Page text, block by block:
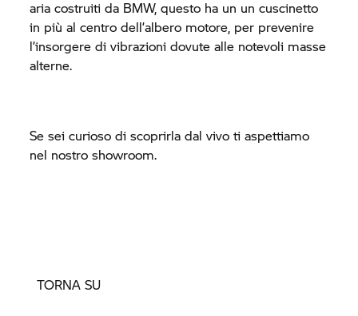
aria costruiti da BMW, questo ha un un cuscinetto
in più al centro dell’albero motore, per prevenire
l’insorgere di vibrazioni dovute alle notevoli masse
alterne.
Se sei curioso di scoprirla dal vivo ti aspettiamo
nel nostro showroom.
TORNA SU